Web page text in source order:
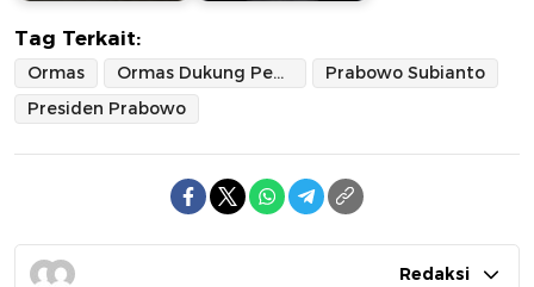
Tag Terkait:
Ormas Ormas Dukung Pemerintah
Prabowo Subianto
Presiden Prabowo
Redaksi